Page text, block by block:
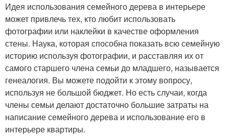
Идея использования семейного дерева в интерьере
может привлечь тех, кто любит использовать
фотографии или наклейки в качестве оформления
стены. Наука, которая способна показать всю семейную
историю используя фотографии, и расставляя их от
самого старшего члена семьи до младшего, называется
генеалогия. Вы можете подойти к этому вопросу,
используя не большой бюджет. Но есть случаи, когда
члены семьи делают достаточно большие затраты на
написание семейного дерева и использование его в
интерьере квартиры.